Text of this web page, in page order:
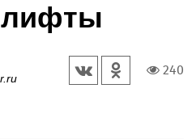
240